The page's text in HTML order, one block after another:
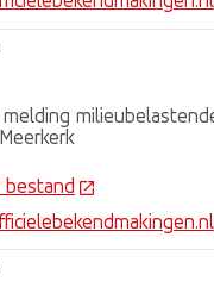
melding